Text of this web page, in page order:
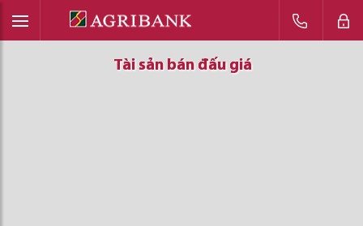
Tài sản bán đấu giá
Tài sản bán đấu giá
Tài sản bán đấu giá